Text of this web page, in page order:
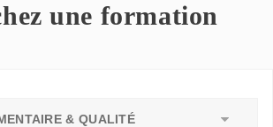
une formation
& QUALITÉ